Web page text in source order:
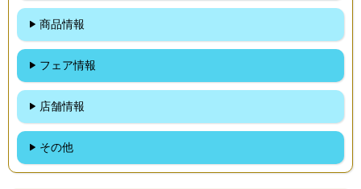
商品情報
フェア情報
店舗情報
その他